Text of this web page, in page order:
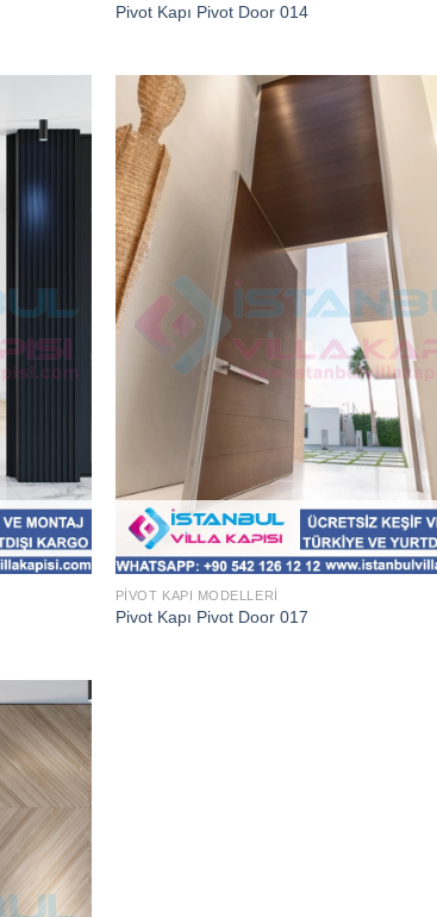
Pivot Kapı Pivot Door 014
PIVOT KAPI MODELLERI
Pivot Kapı Pivot Door 017